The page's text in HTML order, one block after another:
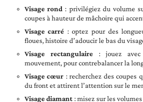
Visage rond : privilégiez du volume
coupes à hauteur de mâchoire qui
Visage carré : optez pour des
floues, histoire d’adoucir le bas du
Visage rectangulaire: jouez avec
mouvement, pour contrebalancer la
Visage cœur : recherchez des coupes
du front et attirent l’attention sur le
Visage diamant: misez sur les